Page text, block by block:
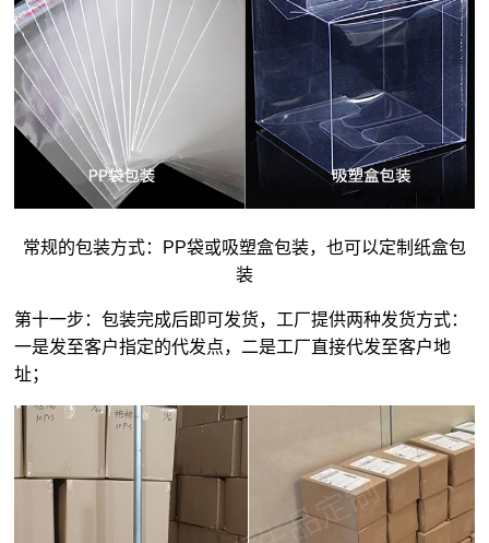
常规的包装方式：PP袋或吸塑盒包装，也可以定制纸盒包
装
第十一步：包装完成后即可发货，工厂提供两种发货方式：
一是发至客户指定的代发点，二是工厂直接代发至客户地
址；